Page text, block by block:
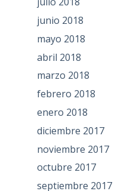
junio 2018
mayo 2018
abril 2018
marzo 2018
febrero 2018
enero 2018
diciembre 2017
noviembre 2017
octubre 2017
septiembre 2017